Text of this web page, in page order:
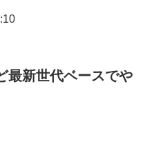
最新世代ベースでや